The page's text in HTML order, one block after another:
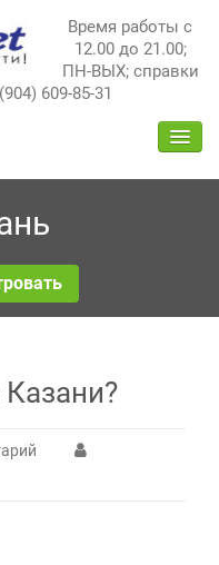
Время работы с
12.00 до 21.00;
ПН-ВЫХ; справки
609-85-31